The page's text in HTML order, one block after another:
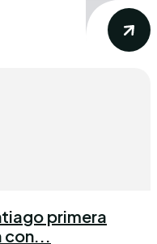
primera